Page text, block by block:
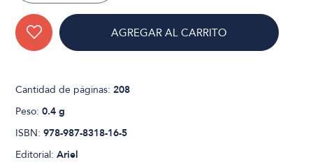
AGREGAR AL CARRITO
Cantidad de páginas:208
Peso:0.4 g
ISBN:978-987-8318-16-5
Editorial:Ariel